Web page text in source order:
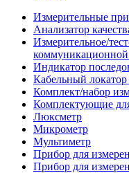
Измерительные
Анализатор
Измерительное/
Индикатор
Кабельный локатор
Комплект/набор
Комплектующие
Люксметр
Микрометр
Мультиметр
Прибор для
Прибор для